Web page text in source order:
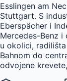
Esslingen am
Stuttgart. S
Eberspächer i
Mercedes-Benz
u okolici,
Bahnom do
odvojene